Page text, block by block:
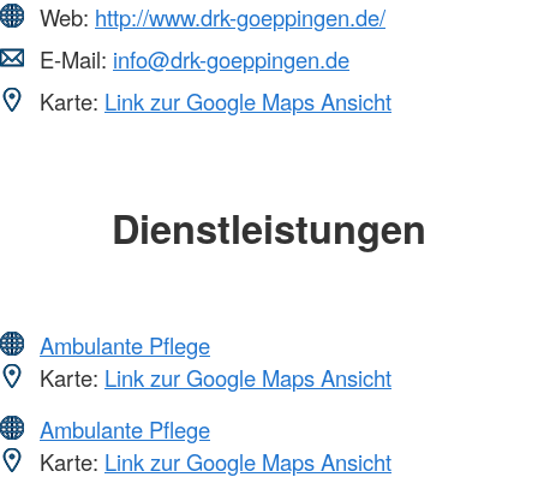
Web: http://www.drk-goeppingen.de/
E-Mail: info@drk-goeppingen.de
Karte: Link zur Google Maps Ansicht
Dienstleistungen
Ambulante Pflege
Karte: Link zur Google Maps Ansicht
Ambulante Pflege
Karte: Link zur Google Maps Ansicht